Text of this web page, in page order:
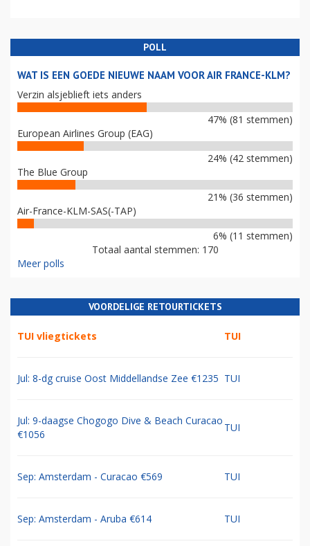
POLL
WAT IS EEN GOEDE NIEUWE NAAM VOOR AIR FRANCE-KLM?
Verzin alsjeblieft iets anders
47% (81 stemmen)
European Airlines Group (EAG)
24% (42 stemmen)
The Blue Group
21% (36 stemmen)
Air-France-KLM-SAS(-TAP)
6% (11 stemmen)
Totaal aantal stemmen: 170
Meer polls
VOORDELIGE RETOURTICKETS
TUI vliegtickets TUI
Jul: 8-dg cruise Oost Middellandse Zee €1235 TUI
Jul: 9-daagse Chogogo Dive & Beach Curacao
€1056
TUI
Sep: Amsterdam - Curacao €569 TUI
Sep: Amsterdam - Aruba €614 TUI